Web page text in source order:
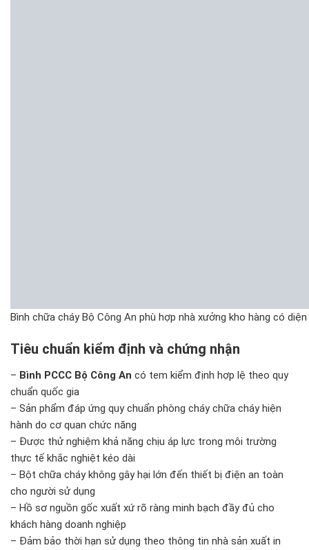
Bình chữa cháy Bộ Công An phù hợp nhà xưởng kho hàng có
Tiêu chuẩn kiểm định và chứng nhận
– Bình PCCC Bộ Công An có tem kiểm định hợp lệ theo quy
chuẩn quốc gia
– Sản phẩm đáp ứng quy chuẩn phòng cháy chữa cháy hiện
hành do cơ quan chức năng
– Được thử nghiệm khả năng chịu áp lực trong môi trường
thực tế khắc nghiệt kéo dài
– Bột chữa cháy không gây hại lớn đến thiết bị điện an toàn
cho người sử dụng
– Hồ sơ nguồn gốc xuất xứ rõ ràng minh bạch đầy đủ cho
khách hàng doanh nghiệp
– Đảm bảo thời hạn sử dụng theo thông tin nhà sản xuất in